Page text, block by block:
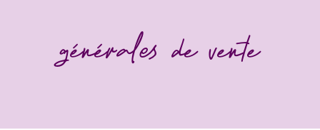
générales de vente